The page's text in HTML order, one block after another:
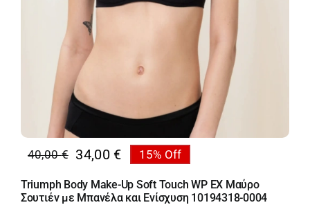
40,00€
Original
price
was:
34,00 €
Η
τρέχουσα
τιμή
15% Off
Triumph Body Make-Up Soft Touch WP EX Μαύρο
Σουτιέν με Μπανέλα και Ενίσχυση 10194318-0004